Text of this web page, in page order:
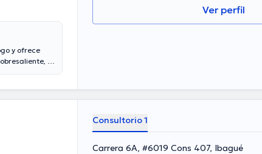
y ofrece
la
Ver perfil
Consultorio 1
Carrera 6A, #6019 Cons 407, Ibagué